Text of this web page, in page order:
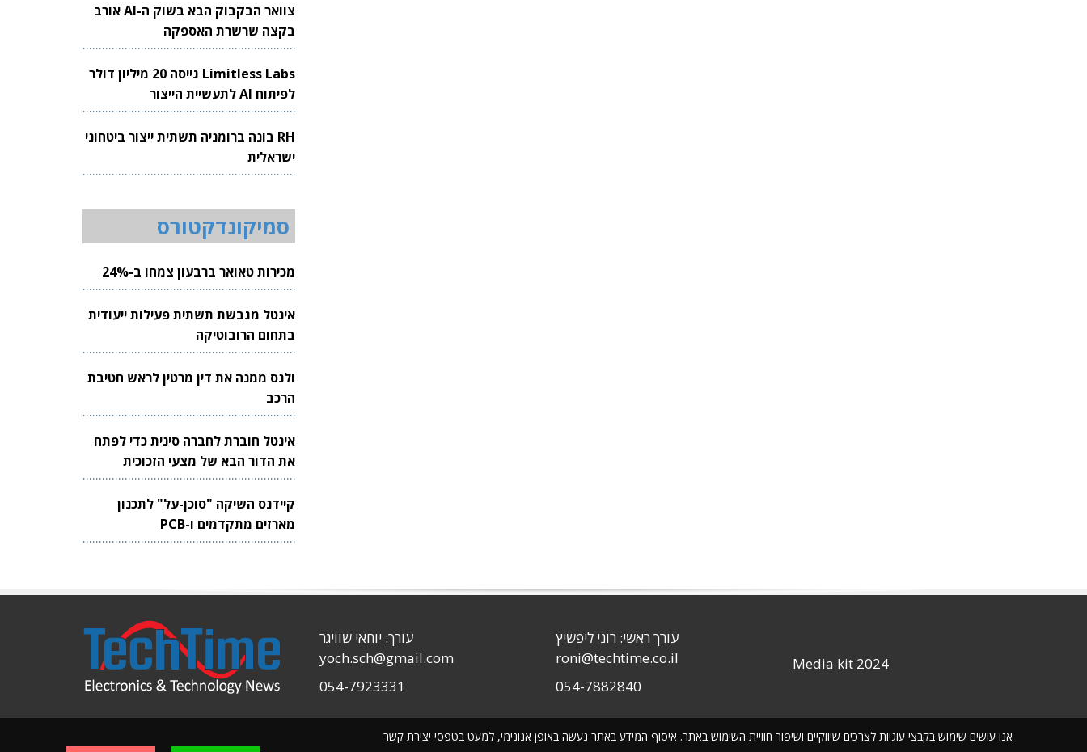
צוואר הבקבוק הבא בשוק ה-AI אורב
בקצה שרשרת האספקה
Limitless Labs גייסה 20 מיליון דולר
לפיתוח AI לתעשיית הייצור
RH בונה ברומניה תשתית ייצור ביטחוני
ישראלית
סמיקונדקטורס
מכירות טאואר ברבעון צמחו ב-24%
אינטל מגבשת תשתית פעילות ייעודית
בתחום הרובוטיקה
ולנס ממנה את דין מרטין לראש חטיבת
הרכב
אינטל חוברת לחברה סינית כדי לפתח
את הדור הבא של מצעי הזכוכית
לשבבים
קיידנס השיקה "סוכן-על" לתכנון
מארזים מתקדמים ו-PCB
אנו עושים שימוש בקבצי עוגיות לצרכים שיווקיים ושיפור חוויית השימוש באתר. איסוף המידע באתר נעשה באופן אנונימי, למעט בטפסי יצירת קשר
Media kit 2024
עורך ראשי: רוני ליפשיץ
roni@techtime.co.il
054-7882840
עורך: יוחאי שוויגר
yoch.sch@gmail.com
054-7923331